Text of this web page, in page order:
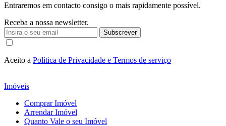
Entraremos em contacto consigo o mais rapidamente possível.
Receba a nossa newsletter.
Subscrever
Aceito a Política de Privacidade e Termos de serviço
Imóveis
Comprar Imóvel
Arrendar Imóvel
Quanto Vale o seu Imóvel